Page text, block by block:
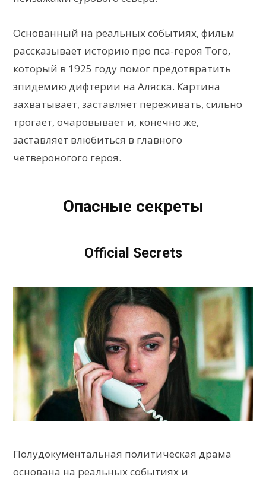
Основанный на реальных событиях, фильм
рассказывает историю про пса-героя Того,
который в 1925 году помог предотвратить
эпидемию дифтерии на Аляска. Картина
захватывает, заставляет переживать, сильно
трогает, очаровывает и, конечно же,
заставляет влюбиться в главного
четвероногого героя.
Опасные секреты
Official Secrets
Полудокументальная политическая драма
основана на реальных событиях и